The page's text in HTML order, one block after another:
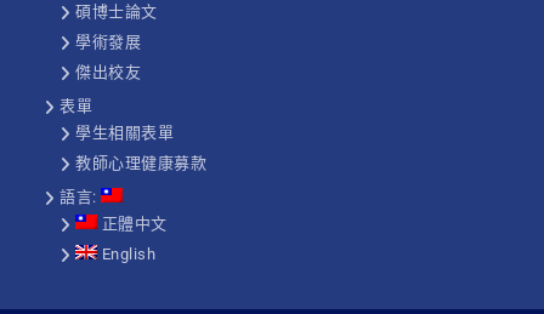
碩博士論文
學術發展
傑出校友
表單
學生相關表單
教師心理健康募款
語言:
正體中文
English